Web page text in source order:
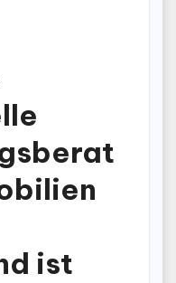
ist